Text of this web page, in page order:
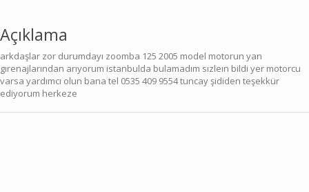
Açıklama
arkdaşlar zor durumdayı zoomba 125 2005 model motorun yan
gırenajlarından arıyorum istanbulda bulamadım sızleın bildi yer motorcu
varsa yardımcı olun bana tel 0535 409 9554 tuncay şididen teşekkür
ediyorum herkeze